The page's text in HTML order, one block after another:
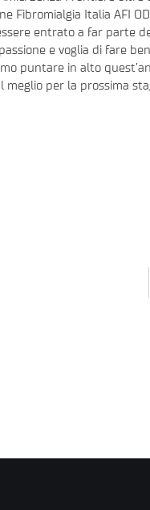
Fibromialgia Italia AFI
entrato a far parte
e voglia di fare
puntare in alto
per la prossima